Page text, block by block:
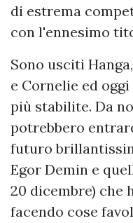
di estrema
con l'ennesimo
Sono usciti
e Cornelie ed
più stabilite. Da
potrebbero
futuro
Egor Demin e
20 dicembre) che
facendo cose